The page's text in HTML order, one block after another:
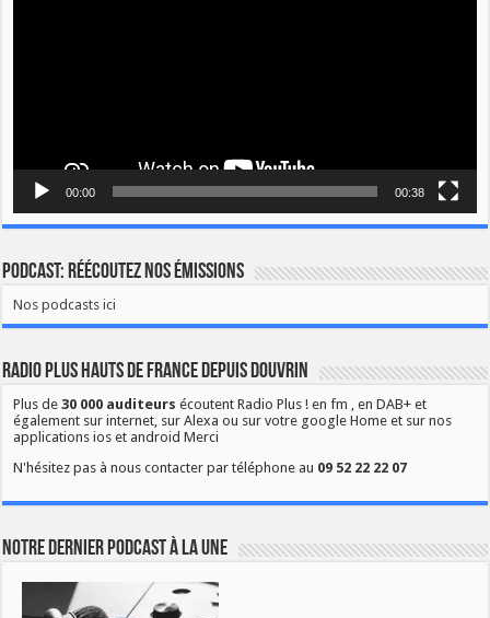
00:00 00:38
Podcast: Réécoutez nos émissions
Nos podcasts ici
Radio Plus Hauts de France depuis Douvrin
Plus de30 000 auditeurs écoutent Radio Plus ! en fm , en DAB+ et
également sur internet, sur Alexa ou sur votre google Home et sur nos
applications ios et android Merci
N'hésitez pas à nous contacter par téléphone au 09 52 22 22 07
Notre dernier podcast à la une